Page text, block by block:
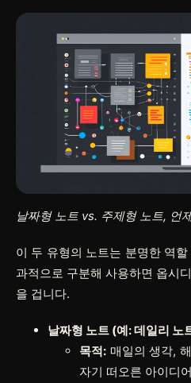
날짜형 노트 vs. 주제형 노트, 언
이 두 유형의 노트는 분명한 역
과적으로 구분해 사용하면 옵시
을 겁니다.
날짜형 노트 (예: 데일리 노
목적: 매일의 생각,
자기 떠오른 아이디